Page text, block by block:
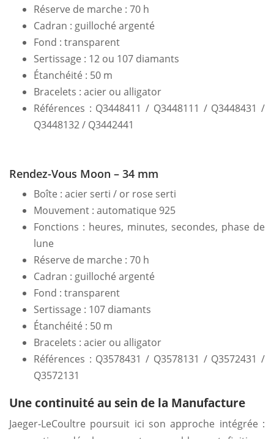
Réserve de marche : 70 h
Cadran : guilloché argenté
Fond : transparent
Sertissage : 12 ou 107 diamants
Étanchéité : 50 m
Bracelets : acier ou alligator
Références : Q3448411 / Q3448111 / Q3448431 /
Q3448132 / Q3442441
Rendez-Vous Moon – 34 mm
Boîte : acier serti / or rose serti
Mouvement : automatique 925
Fonctions : heures, minutes, secondes, phase de
lune
Réserve de marche : 70 h
Cadran : guilloché argenté
Fond : transparent
Sertissage : 107 diamants
Étanchéité : 50 m
Bracelets : acier ou alligator
Références : Q3578431 / Q3578131 / Q3572431 /
Q3572131
Une continuité au sein de la Manufacture
Jaeger-LeCoultre poursuit ici son approche intégrée :